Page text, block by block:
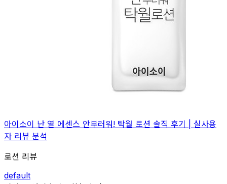
아이소이 난 열 에센스 안부러워! 탁월 로션 솔직 후기 | 실사용
자 리뷰 분석
로션 리뷰
default